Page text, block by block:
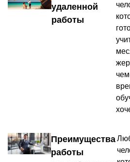
удаленной
работы
Преимущества
работы